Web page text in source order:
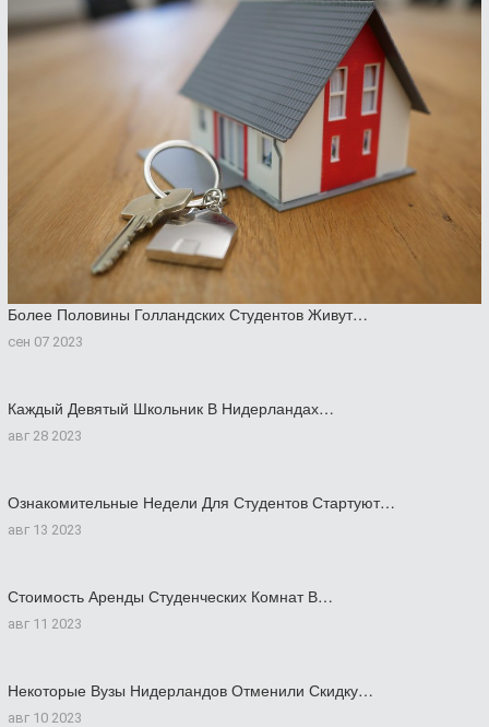
Более Половины Голландских Студентов Живут…
сен 07 2023
Каждый Девятый Школьник В Нидерландах…
авг 28 2023
Ознакомительные Недели Для Студентов Стартуют…
авг 13 2023
Стоимость Аренды Студенческих Комнат В…
авг 11 2023
Некоторые Вузы Нидерландов Отменили Скидку…
авг 10 2023